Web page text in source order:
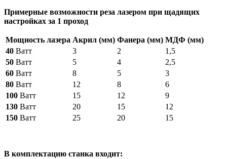
Примерные возможности реза лазером при щадящих
настройках за 1 проход
Мощность лазера Акрил (мм) Фанера (мм) МДФ (мм)
40 Ватт 3 2
1,5
50 Ватт 5 4
2,5
60 Ватт 8 5
3
80 Ватт 12 8
6
100 Ватт 15 12
9
130 Ватт 20 15
12
150 Ватт 25 20 15
В комплектацию станка входит: